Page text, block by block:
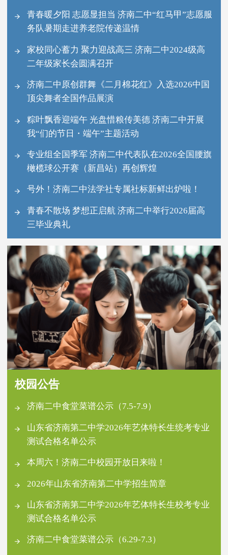
青春暖夕阳 志愿显担当 济南二中“红马甲”志愿服
务队暑期走进养老院传递温情
家校同心蓄力 聚力迎战高三 济南二中2024级高
二年级家长会圆满召开
济南二中原创群舞《二月棉花红》入选2026中国
顶尖舞者全国作品展演
粽叶飘香迎端午 光盘惜粮传美德 济南二中开展
我“们的节日・端午”主题活动
专业组全国季军 济南二中代表队在2026全国腰旗
橄榄球公开赛（新昌站）再创辉煌
号外！济南二中法学社专属社标新鲜出炉啦！
青春不散场 梦想正启航 济南二中举行2026届高
三毕业典礼
校园公告
济南二中食堂菜谱公示（7.5-7.9）
山东省济南第二中学2026年艺体特长生统考专业
测试合格名单公示
本周六！济南二中校园开放日来啦！
2026年山东省济南第二中学招生简章
山东省济南第二中学2026年艺体特长生校考专业
测试合格名单公示
济南二中食堂菜谱公示（6.29-7.3）